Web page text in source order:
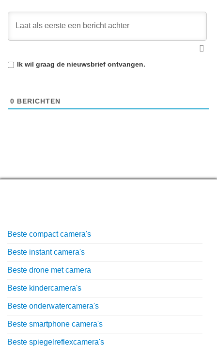
Ik wil graag de nieuwsbrief ontvangen.
0 BERICHTEN
Beste compact camera's
Beste instant camera's
Beste drone met camera
Beste kindercamera's
Beste onderwatercamera's
Beste smartphone camera's
Beste spiegelreflexcamera's